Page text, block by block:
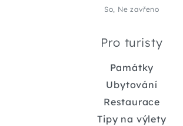
So, Ne zavřeno
Pro turisty
Památky
Ubytování
Restaurace
Tipy na výlety